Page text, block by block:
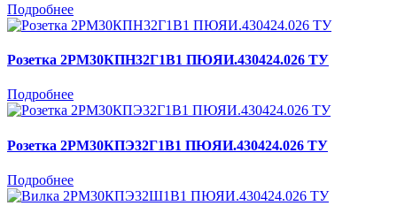
Подробнее
Розетка 2РМ30КПН32Г1В1 ПЮЯИ.430424.026 ТУ
Подробнее
Розетка 2РМ30КПЭ32Г1В1 ПЮЯИ.430424.026 ТУ
Подробнее